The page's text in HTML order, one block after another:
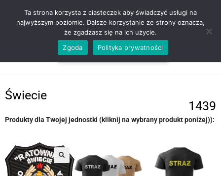
ZADZWOŃ TEL. 600 352 938
Świecie
1439
Produkty dla Twojej jednostki (kliknij na wybrany produkt poniżej)):
Ta strona korzysta z ciasteczek aby świadczyć usługi na
najwyższym poziomie. Dalsze korzystanie ze strony oznacza,
że zgadzasz się na ich użycie.
Zgoda
Polityka prywatności